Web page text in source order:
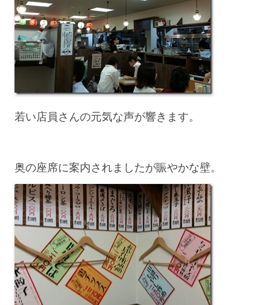
若い店員さんの元気な声が響きます。
奥の座席に案内されましたが賑やかな壁。